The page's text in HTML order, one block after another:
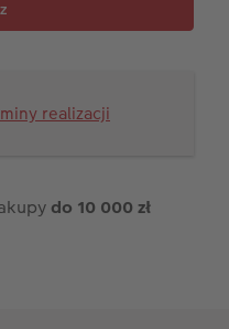
realizacji
do 10 000 zł